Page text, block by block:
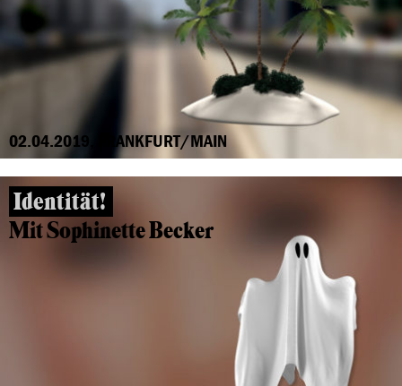
02.04.2019, FRANKFURT/MAIN
Identität!
Mit Sophinette Becker